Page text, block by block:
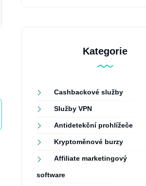
Kategorie
Cashbackové služby
Služby VPN
Antidetekční prohlížeče
Kryptoměnové burzy
Affiliate marketingový
software